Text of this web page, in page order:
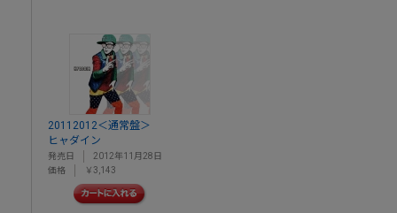
20112012＜通常盤＞
ヒャダイン
発売日
2012年11月28日
価格
￥3,143